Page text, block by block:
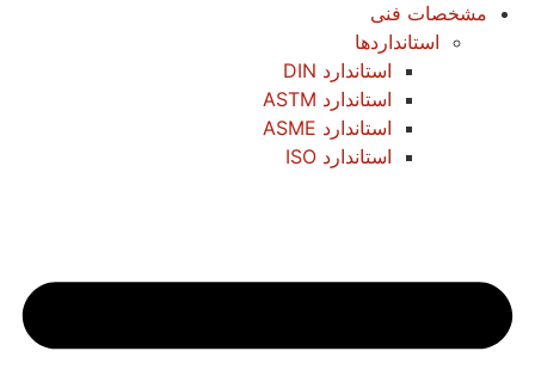
مشخصات فنی
استانداردها
استاندارد DIN
استاندارد ASTM
استاندارد ASME
استاندارد ISO